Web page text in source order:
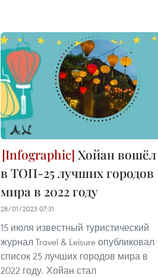
Хойан вошёл
в ТОП-25 лучших городов
мира в 2022 году
28/01/2023 07:31
15 июля известный туристический
журнал Travel & Leisure опубликовал
список 25 лучших городов мира в
2022 году. Хойан стал